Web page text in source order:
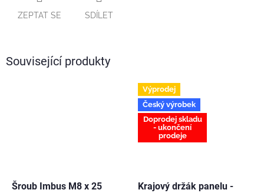
ZEPTAT SE SDÍLET
Související produkty
Šroub Imbus M8 x 25
Výprodej
Český výrobek
Doprodej skladu
- ukončení
prodeje
Krajový držák panelu -